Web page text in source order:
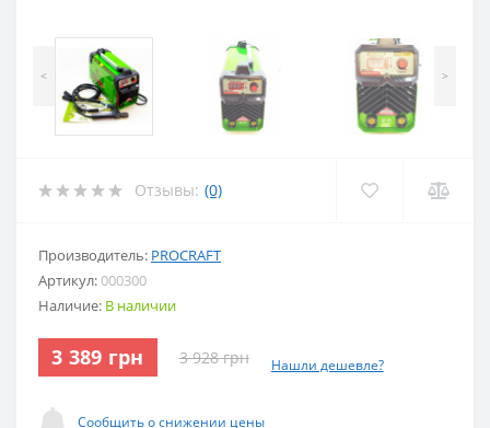
< >
Отзывы: (0)
Производитель: PROCRAFT
Артикул:000300
Наличие: В наличии
3 389 грн 3 928 грн Нашли дешевле?
Сообщить о снижении цены